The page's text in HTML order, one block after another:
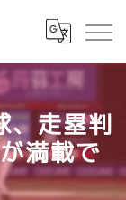
、走塁判
満載で